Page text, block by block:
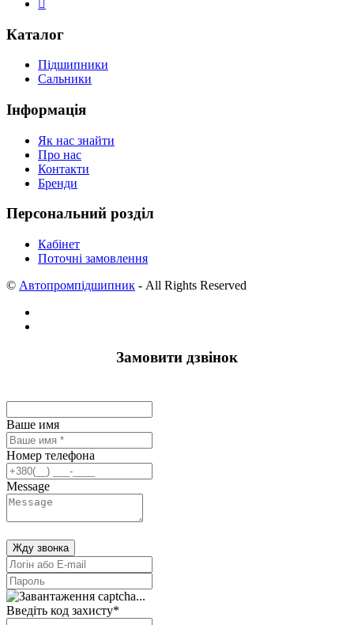
Каталог
Підшипники
Сальники
Інформація
Як нас знайти
Про нас
Контакти
Бренди
Персональний розділ
Кабінет
Поточні замовлення
© Автопромпідшипник - All Rights Reserved
Замовити дзвінок
Ваше имя
Номер телефона
Message
Жду звонка
Введіть код захисту*